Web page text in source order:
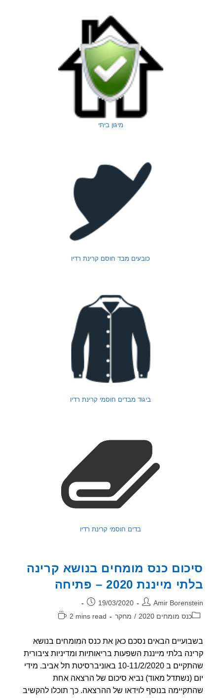
כובעים מבד חוסם קרינת רדיו
ביגוד מבדים חוסמי קרינת רדיו
בדים חוסמי קרינת רדיו
כנס מומחים בנושא קרינה
מייננת 2020 – פתיחה
Amir פורסם:
19/03/2020
כנס מומחים 2020 / מחקר
זמן
2 mins read
הבאים נסכם כאן את כנס המומחים בנושא
בלתי מייננת השפעות בריאותיות ומדיניות ציבורית
שהתקיים ב 10-11/2/2020 באוניברסיטת תל אביב. מידי
(נשתדל מאוד) נביא סיכום של הרצאה אחת
בנוסף לוידאו של ההרצאה. כך תוכלו להקשיב